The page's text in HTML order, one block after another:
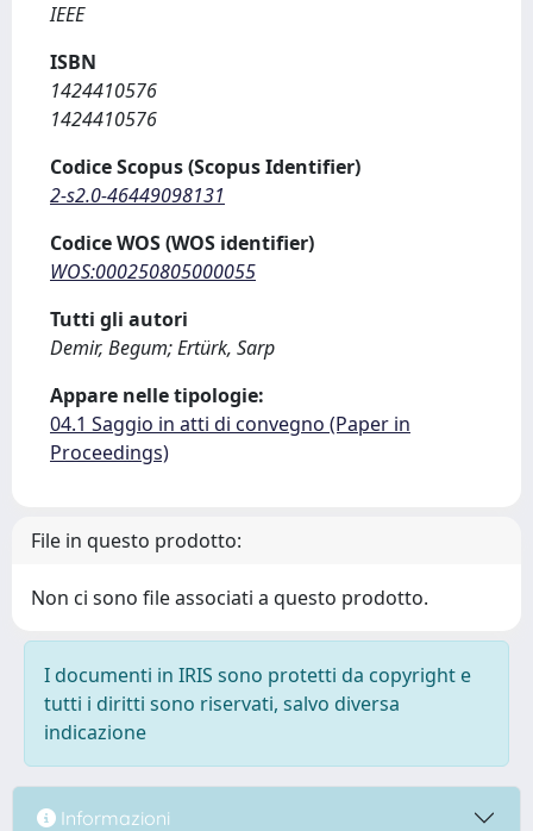
IEEE
ISBN
1424410576
1424410576
Codice Scopus (Scopus Identifier)
2-s2.0-46449098131
Codice WOS (WOS identifier)
WOS:000250805000055
Tutti gli autori
Demir, Begum; Ertürk, Sarp
Appare nelle tipologie:
04.1 Saggio in atti di convegno (Paper in
Proceedings)
File in questo prodotto:
Non ci sono file associati a questo prodotto.
I documenti in IRIS sono protetti da copyright e
tutti i diritti sono riservati, salvo diversa
indicazione
Informazioni